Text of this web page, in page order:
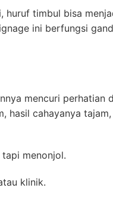
timbul bisa
ini berfungsi
mencuri perhatian
hasil cahayanya
menonjol.
klinik.